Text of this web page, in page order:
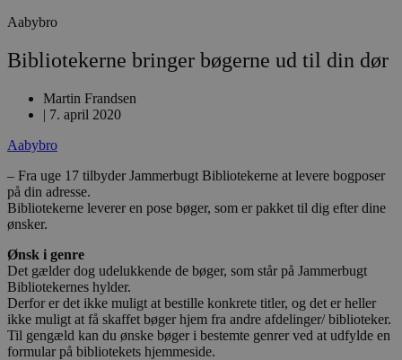
Aabybro
Bibliotekerne bringer bøgerne ud til din dør
Martin Frandsen
| 7. april 2020
Aabybro
– Fra uge 17 tilbyder Jammerbugt Bibliotekerne at levere bogposer
på din adresse.
Bibliotekerne leverer en pose bøger, som er pakket til dig efter dine
ønsker.
Ønsk i genre
Det gælder dog udelukkende de bøger, som står på Jammerbugt
Bibliotekernes hylder.
Derfor er det ikke muligt at bestille konkrete titler, og det er heller
ikke muligt at få skaffet bøger hjem fra andre afdelinger/ biblioteker.
Til gengæld kan du ønske bøger i bestemte genrer ved at udfylde en
formular på bibliotekets hjemmeside.